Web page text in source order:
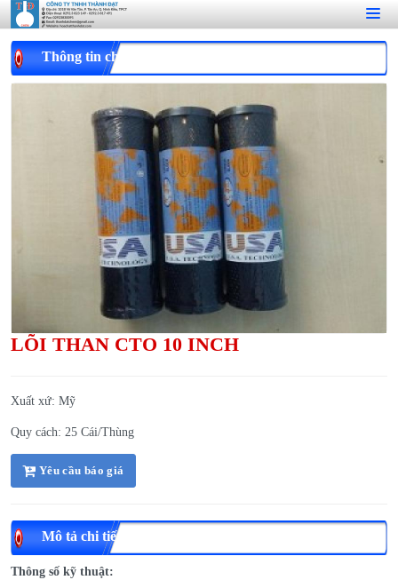
Thông tin chi tiết
LÕI THAN CTO 10 INCH
Xuất xứ: Mỹ
Quy cách: 25 Cái/Thùng
Yêu cầu báo giá
Mô tả chi tiết
Thông số kỹ thuật: